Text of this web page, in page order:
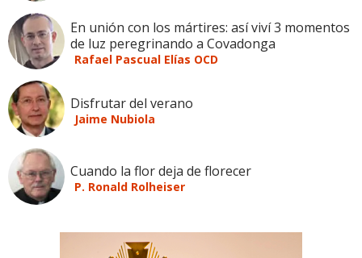
En unión con los mártires: así viví 3 momentos
de luz peregrinando a Covadonga
Rafael Pascual Elías OCD
Disfrutar del verano
Jaime Nubiola
Cuando la flor deja de florecer
P. Ronald Rolheiser